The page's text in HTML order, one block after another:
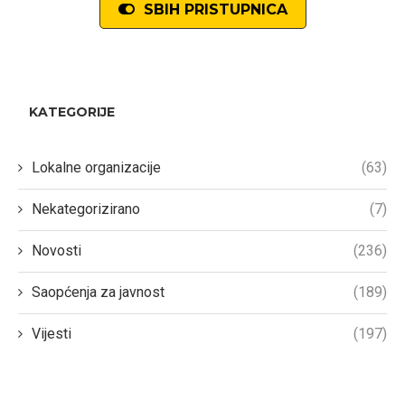
SBIH PRISTUPNICA
KATEGORIJE
Lokalne organizacije (63)
Nekategorizirano (7)
Novosti (236)
Saopćenja za javnost (189)
Vijesti (197)